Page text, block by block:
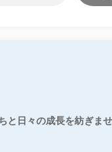
と日々の成長を紡ぎ